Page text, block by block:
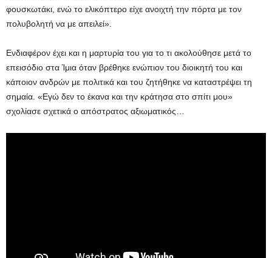
φουσκωτάκι, ενώ το ελικόπτερο είχε ανοιχτή την πόρτα με τον
πολυβολητή να με απειλεί».
Ενδιαφέρον έχει και η μαρτυρία του για το τι ακολούθησε μετά το
επεισόδιο στα Ίμια όταν βρέθηκε ενώπιον του διοικητή του και
κάποιον ανδρών με πολιτικά και του ζητήθηκε να καταστρέψει τη
σημαία. «Εγώ δεν το έκανα και την κράτησα στο σπίτι μου»
σχολίασε σχετικά ο απόστρατος αξιωματικός…